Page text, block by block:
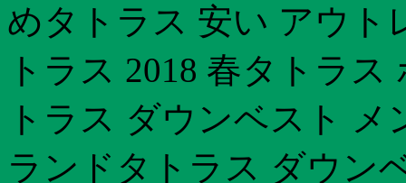
めタトラス 安い アウト
トラス 2018 春タトラ
トラス ダウンベスト メ
ランドタトラス ダウン